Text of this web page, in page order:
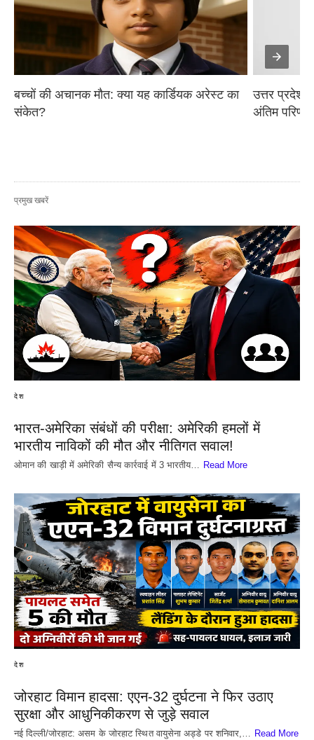
बच्चों की अचानक मौत: क्या यह कार्डियक अरेस्ट का
संकेत?
उत्तर प्रदेश
अंतिम
प्रमुख खबरें
देश
भारत-अमेरिका संबंधों की परीक्षा: अमेरिकी हमलों में
भारतीय नाविकों की मौत और नीतिगत सवाल!
​ओमान की खाड़ी में अमेरिकी सैन्य कार्रवाई में 3 भारतीय… Read More
देश
जोरहाट विमान हादसा: एएन-32 दुर्घटना ने फिर उठाए
सुरक्षा और आधुनिकीकरण से जुड़े सवाल
नई दिल्ली/जोरहाट: असम के जोरहाट स्थित वायुसेना अड्डे पर शनिवार,… Read More